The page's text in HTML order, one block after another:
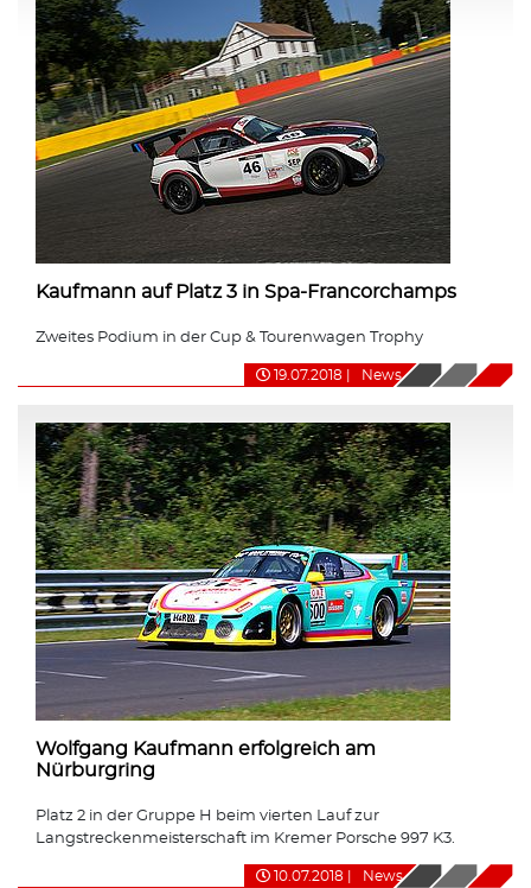
Kaufmann auf Platz 3 in Spa-Francorchamps
Zweites Podium in der Cup & Tourenwagen Trophy
19.07.2018 News
Wolfgang Kaufmann erfolgreich am
Nürburgring
Platz 2 in der Gruppe H beim vierten Lauf zur
Langstreckenmeisterschaft im Kremer Porsche 997 K3.
10.07.2018 News